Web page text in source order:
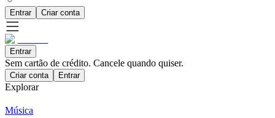
Entrar Criar conta
Entrar
Sem cartão de crédito. Cancele quando quiser.
Criar conta Entrar
Explorar
Música